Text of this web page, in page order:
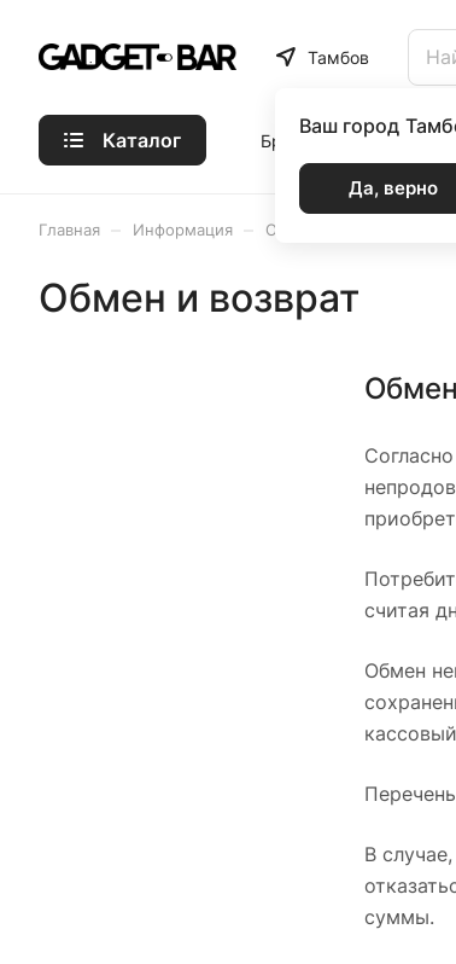
Тамбов
Ваш город
Да, верно
Каталог Бренды Статьи
Главная Информация Обмен и возврат
Обмен и возврат
считая
Обмен
В
суммы.